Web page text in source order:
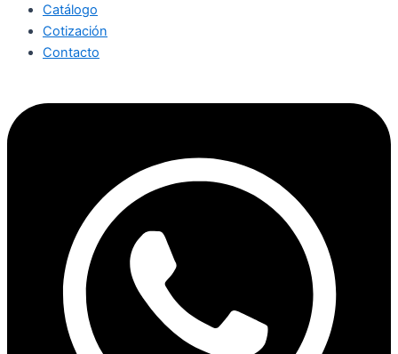
Catálogo
Cotización
Contacto